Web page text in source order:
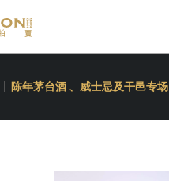
陈年茅台酒 、威士忌及干邑专场